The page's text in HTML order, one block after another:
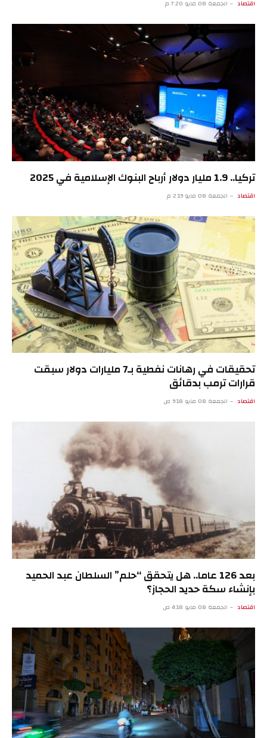
اقتصاد الجمعة 08 مايو 7:20 م
تركيا.. 1.9 مليار دولار أرباح البنوك الإسلامية في 2025
اقتصاد الجمعة 08 مايو 2:19 م
تحقيقات في رهانات نفطية بـ7 مليارات دولار سبقت
قرارات ترمب بدقائق
اقتصاد الجمعة 08 مايو 9:18 ص
بعد 126 عاما.. هل يتحقق “حلم” السلطان عبد الحميد
بإنشاء سكة حديد الحجاز؟
اقتصاد الجمعة 08 مايو 4:18 ص